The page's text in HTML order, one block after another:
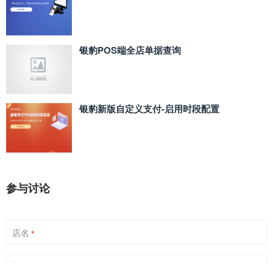
银豹POS端全店单据查询
银豹新版自定义支付‑启用时段配置
参与讨论
店名 *